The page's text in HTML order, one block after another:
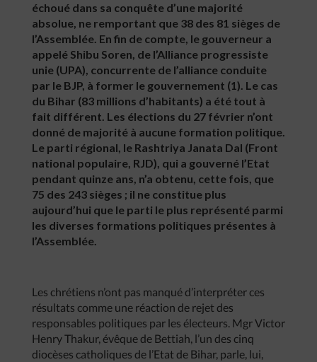
échoué dans sa conquête d’une majorité
absolue, ne remportant que 38 des 81 sièges de
l’Assemblée. En fin de compte, le gouverneur a
appelé Shibu Soren, de l’Alliance progressiste
unie (UPA), concurrente de l’alliance conduite
par le BJP, à former le gouvernement (1). Le cas
du Bihar (83 millions d’habitants) a été tout à
fait différent. Les élections du 27 février n’ont
donné de majorité à aucune formation politique.
Le parti régional, le Rashtriya Janata Dal (Front
national populaire, RJD), qui a gouverné l’Etat
pendant quinze ans, n’a obtenu, cette fois, que
75 des 243 sièges ; il ne constitue plus
aujourd’hui que le parti le plus représenté parmi
les diverses formations politiques présentes à
l’Assemblée.
Les chrétiens n’ont pas manqué d’interpréter ces
résultats comme une réaction de rejet des
responsables politiques par les électeurs. Mgr Victor
Henry Thakur, évêque de Bettiah, l’un des cinq
diocèses catholiques de l’Etat de Bihar, parle, lui,